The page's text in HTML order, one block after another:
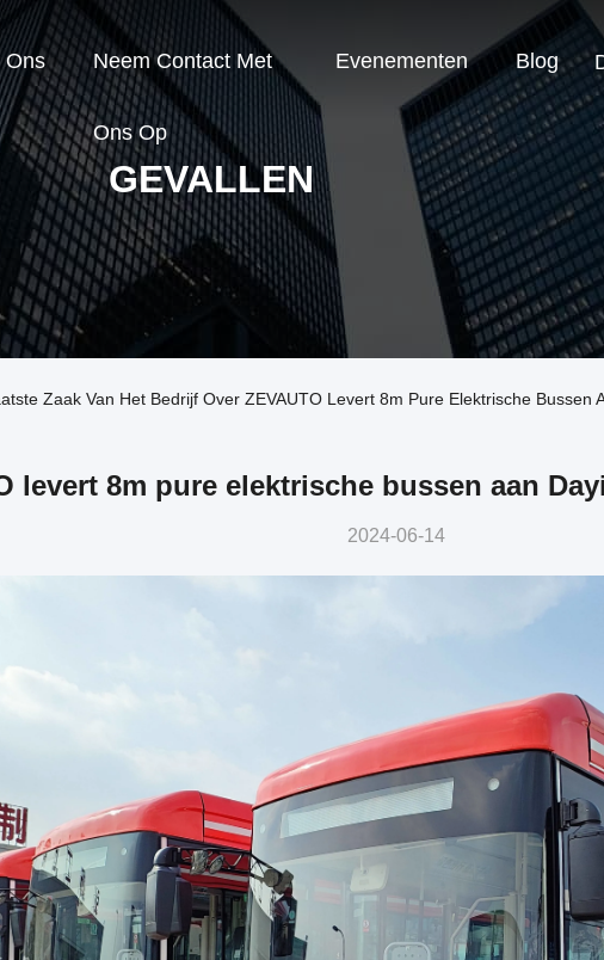
Ons Neem Contact Met
Ons Op
Evenementen Blog
GEVALLEN
Zaak Van Het Bedrijf Over ZEVAUTO Levert 8m Pure Elektrische Bussen
levert 8m pure elektrische bussen aan
2024-06-14